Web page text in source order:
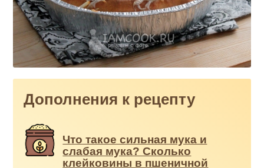
Дополнения к рецепту
Что такое сильная мука и
слабая мука? Сколько
клейковины в пшеничной